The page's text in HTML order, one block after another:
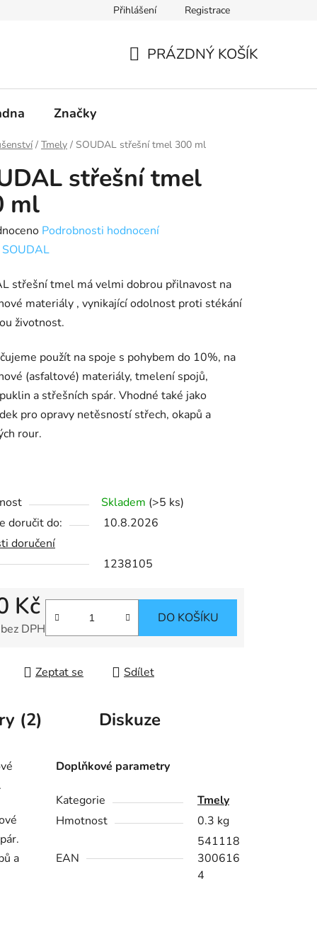
Přihlášení Registrace
PRÁZDNÝ KOŠÍK
Značky
/ Tmely / SOUDAL střešní tmel 300 ml
střešní tmel
ml
Podrobnosti hodnocení
SOUDAL
střešní tmel má velmi dobrou přilnavost na
materiály , vynikající odolnost proti stékání
životnost.
použít na spoje s pohybem do 10%, na
(asfaltové) materiály, tmelení spojů,
a střešních spár. Vhodné také jako
pro opravy netěsností střech, okapů a
rour.
Skladem (>5 ks)
doručit do:
10.8.2026
doručení
1238105
Kč
DPH
DO KOŠÍKU
Zeptat se Sdílet
(2) Diskuze
a
Doplňkové parametry
Kategorie
Tmely
Hmotnost
0.3 kg
EAN
541118
300616
4